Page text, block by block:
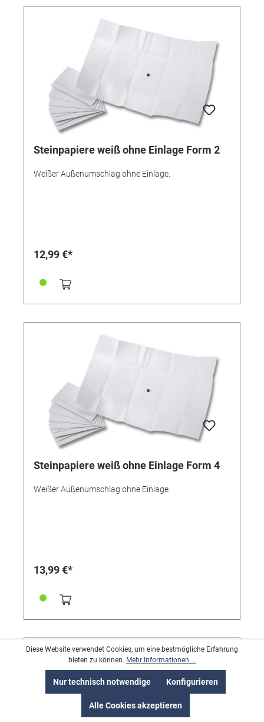
Steinpapiere weiß ohne Einlage Form 2
Weißer Außenumschlag ohne Einlage.
12,99 €*
Steinpapiere weiß ohne Einlage Form 4
Weißer Außenumschlag ohne Einlage.
13,99 €*
Diese Website verwendet Cookies, um eine bestmögliche Erfahrung
bieten zu können. Mehr Informationen ...
Nur technisch notwendige Konfigurieren
Alle Cookies akzeptieren